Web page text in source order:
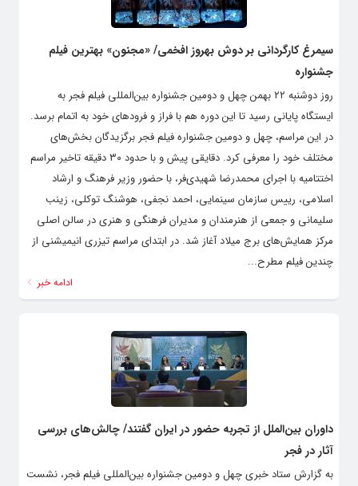
سیمرغ کارگردانی بر دوش بهروز افخمی/ «مجنون» بهترین فیلم
جشنواره
روز دوشنبه ۲۲ بهمن چهل و دومین جشنواره بین‌المللی فیلم فجر به
ایستگاه پایانی رسید تا این دوره هم با فراز و فرودهای خود به اتمام برسد.
در این مراسم، چهل و دومین جشنواره فیلم فجر برگزیدگان بخش‌های
مختلف خود را معرفی کرد. دقایقی پیش و با حدود ۳۰ دقیقه تاخیر مراسم
اختتامیه با اجرای محمدرضا شهیدی‌فر، با حضور وزیر فرهنگ و ارشاد
اسلامی، رییس سازمان سینمایی، احمد نجفی، هوشنگ توکلی، زینب
سلیمانی و جمعی از هنرمندان و مدیران فرهنگی و هنری در سالن اصلی
مرکز همایش‌های برج میلاد آغاز شد. در ابتدای مراسم تیزری انیمیشنی از
ادامه خبر
داوران بین‌الملل از تجربه حضور در ایران گفتند/ چالش‌های بررسی
آثار در فجر